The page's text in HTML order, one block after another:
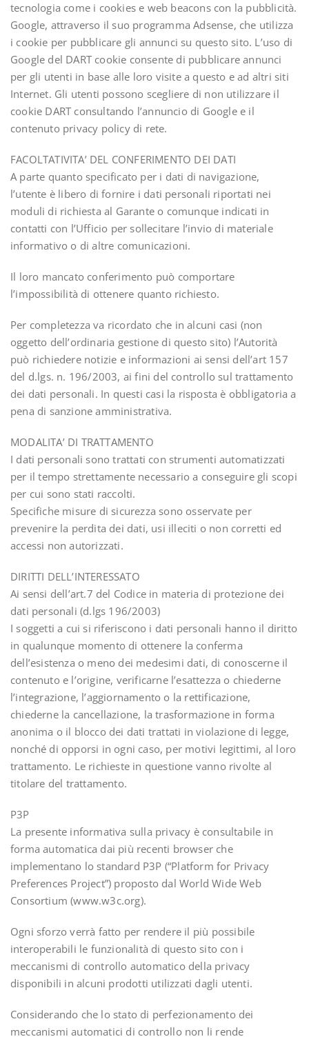
tecnologia come i cookies e web beacons con la pubblicità.
Google, attraverso il suo programma Adsense, che utilizza
i cookie per pubblicare gli annunci su questo sito. L’uso di
Google del DART cookie consente di pubblicare annunci
per gli utenti in base alle loro visite a questo e ad altri siti
Internet. Gli utenti possono scegliere di non utilizzare il
cookie DART consultando l’annuncio di Google e il
contenuto privacy policy di rete.
FACOLTATIVITA’ DEL CONFERIMENTO DEI DATI
A parte quanto specificato per i dati di navigazione,
l’utente è libero di fornire i dati personali riportati nei
moduli di richiesta al Garante o comunque indicati in
contatti con l’Ufficio per sollecitare l’invio di materiale
informativo o di altre comunicazioni.
Il loro mancato conferimento può comportare
l’impossibilità di ottenere quanto richiesto.
Per completezza va ricordato che in alcuni casi (non
oggetto dell’ordinaria gestione di questo sito) l’Autorità
può richiedere notizie e informazioni ai sensi dell’art 157
del d.lgs. n. 196/2003, ai fini del controllo sul trattamento
dei dati personali. In questi casi la risposta è obbligatoria a
pena di sanzione amministrativa.
MODALITA’ DI TRATTAMENTO
I dati personali sono trattati con strumenti automatizzati
per il tempo strettamente necessario a conseguire gli scopi
per cui sono stati raccolti.
Specifiche misure di sicurezza sono osservate per
prevenire la perdita dei dati, usi illeciti o non corretti ed
accessi non autorizzati.
DIRITTI DELL’INTERESSATO
Ai sensi dell’art.7 del Codice in materia di protezione dei
dati personali (d.lgs 196/2003)
I soggetti a cui si riferiscono i dati personali hanno il diritto
in qualunque momento di ottenere la conferma
dell’esistenza o meno dei medesimi dati, di conoscerne il
contenuto e l’origine, verificarne l’esattezza o chiederne
l’integrazione, l’aggiornamento o la rettificazione,
chiederne la cancellazione, la trasformazione in forma
anonima o il blocco dei dati trattati in violazione di legge,
nonché di opporsi in ogni caso, per motivi legittimi, al loro
trattamento. Le richieste in questione vanno rivolte al
titolare del trattamento.
P3P
La presente informativa sulla privacy è consultabile in
forma automatica dai più recenti browser che
implementano lo standard P3P (“Platform for Privacy
Preferences Project”) proposto dal World Wide Web
Consortium (www.w3c.org).
Ogni sforzo verrà fatto per rendere il più possibile
interoperabili le funzionalità di questo sito con i
meccanismi di controllo automatico della privacy
disponibili in alcuni prodotti utilizzati dagli utenti.
Considerando che lo stato di perfezionamento dei
meccanismi automatici di controllo non li rende